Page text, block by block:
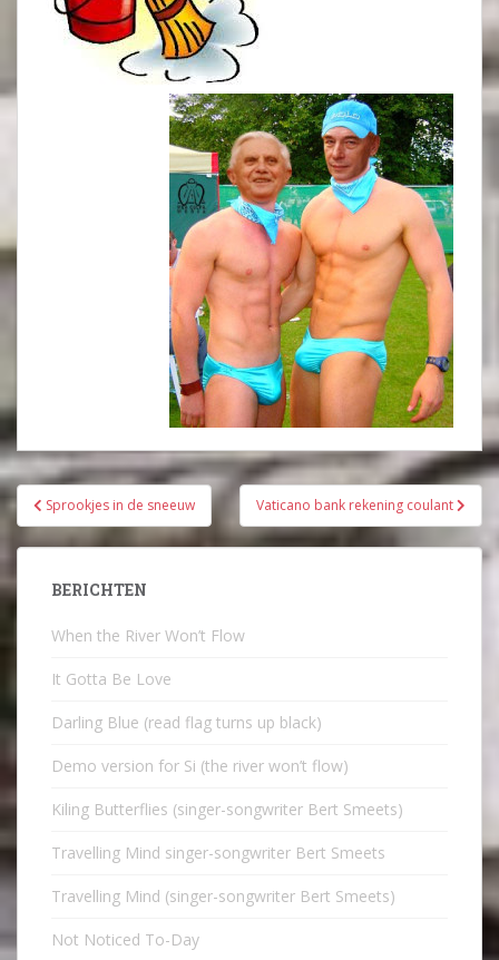
Bericht
navigatie
Sprookjes in de sneeuw Vaticano bank rekening coulant
BERICHTEN
When the River Won’t Flow
It Gotta Be Love
Darling Blue (read flag turns up black)
Demo version for Si (the river won’t flow)
Kiling Butterflies (singer-songwriter Bert Smeets)
Travelling Mind singer-songwriter Bert Smeets
Travelling Mind (singer-songwriter Bert Smeets)
Not Noticed To-Day